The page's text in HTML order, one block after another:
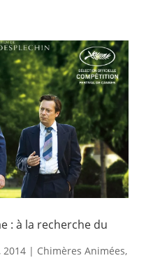
: à la recherche du
2014| Chimères Animées,